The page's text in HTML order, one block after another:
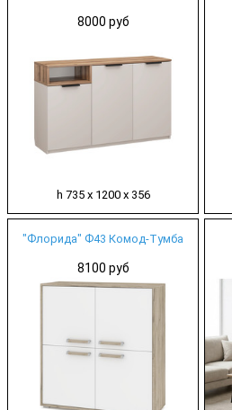
8000 руб
h 735 х 1200 х 356
"Флорида" Ф43 Комод-Тумба
8100 руб